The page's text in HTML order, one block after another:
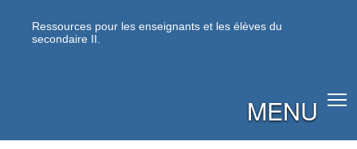
Ressources pour les enseignants et les élèves du
secondaire II.
MENU